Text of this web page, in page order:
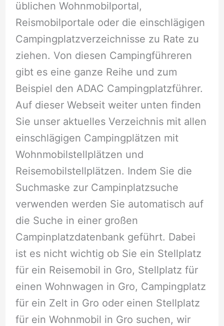
üblichen Wohnmobilportal,
Reismobilportale oder die einschlägigen
Campingplatzverzeichnisse zu Rate zu
ziehen. Von diesen Campingführeren
gibt es eine ganze Reihe und zum
Beispiel den ADAC Campingplatzführer.
Auf dieser Webseit weiter unten finden
Sie unser aktuelles Verzeichnis mit allen
einschlägigen Campingplätzen mit
Wohnmobilstellplätzen und
Reisemobilstellplätzen. Indem Sie die
Suchmaske zur Campinplatzsuche
verwenden werden Sie automatisch auf
die Suche in einer großen
Campinplatzdatenbank geführt. Dabei
ist es nicht wichtig ob Sie ein Stellplatz
für ein Reisemobil in Gro, Stellplatz für
einen Wohnwagen in Gro, Campingplatz
für ein Zelt in Gro oder einen Stellplatz
für ein Wohnmobil in Gro suchen, wir